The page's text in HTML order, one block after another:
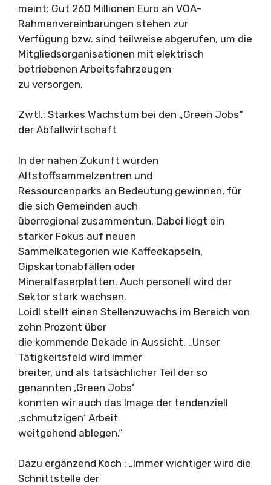
meint: Gut 260 Millionen Euro an VÖA-
Rahmenvereinbarungen stehen zur
Verfügung bzw. sind teilweise abgerufen, um die
Mitgliedsorganisationen mit elektrisch
betriebenen Arbeitsfahrzeugen
zu versorgen.
Zwtl.: Starkes Wachstum bei den „Green Jobs“
der Abfallwirtschaft
In der nahen Zukunft würden
Altstoffsammelzentren und
Ressourcenparks an Bedeutung gewinnen, für
die sich Gemeinden auch
überregional zusammentun. Dabei liegt ein
starker Fokus auf neuen
Sammelkategorien wie Kaffeekapseln,
Gipskartonabfällen oder
Mineralfaserplatten. Auch personell wird der
Sektor stark wachsen.
Loidl stellt einen Stellenzuwachs im Bereich von
zehn Prozent über
die kommende Dekade in Aussicht. „Unser
Tätigkeitsfeld wird immer
breiter, und als tatsächlicher Teil der so
genannten ‚Green Jobs‘
konnten wir auch das Image der tendenziell
‚schmutzigen‘ Arbeit
weitgehend ablegen.“
Dazu ergänzend Koch : „Immer wichtiger wird die
Schnittstelle der